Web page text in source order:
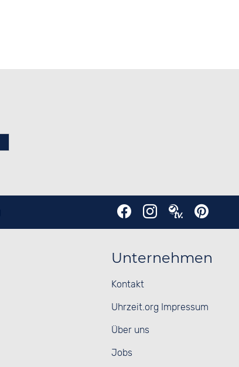
Unternehmen
Kontakt
Uhrzeit.org Impressum
Über uns
Jobs